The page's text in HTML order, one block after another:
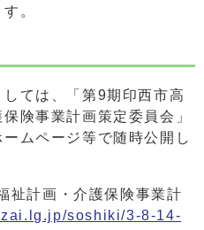
。
ては、「第9期印西市高
険事業計画策定委員会」
ムページ等で随時公開し
画・介護保険事業計
soshiki/3-8-14-